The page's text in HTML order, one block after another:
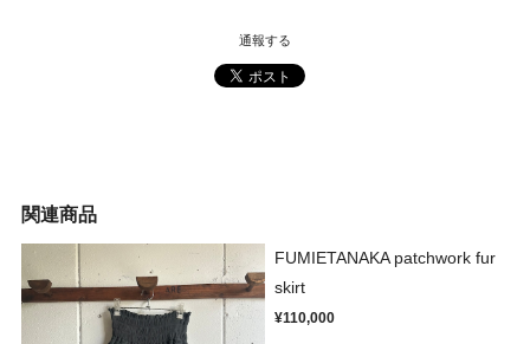
通報する
関連商品
FUMIETANAKA patchwork fur
skirt
¥110,000